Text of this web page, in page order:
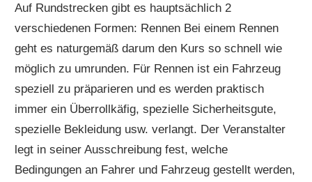
Auf Rundstrecken gibt es hauptsächlich 2
verschiedenen Formen: Rennen Bei einem Rennen
geht es naturgemäß darum den Kurs so schnell wie
möglich zu umrunden. Für Rennen ist ein Fahrzeug
speziell zu präparieren und es werden praktisch
immer ein Überrollkäfig, spezielle Sicherheitsgute,
spezielle Bekleidung usw. verlangt. Der Veranstalter
legt in seiner Ausschreibung fest, welche
Bedingungen an Fahrer und Fahrzeug gestellt werden,